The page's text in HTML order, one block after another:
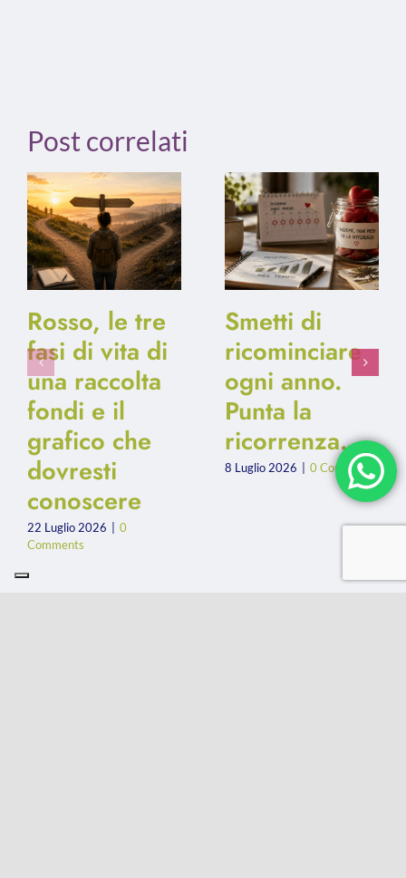
Post correlati
Rosso, le tre
fasi di vita di
una raccolta
fondi e il
grafico che
dovresti
conoscere
22 Luglio 2026
0
Comments
Smetti di
ricominciare
ogni anno.
Punta la
ricorrenza.
8 Luglio 2026 0 Comments